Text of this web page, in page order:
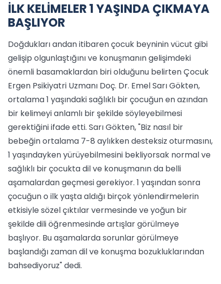
İLK KELİMELER 1 YAŞINDA ÇIKMAYA
BAŞLIYOR
Doğdukları andan itibaren çocuk beyninin vücut gibi
gelişip olgunlaştığını ve konuşmanın gelişimdeki
önemli basamaklardan biri olduğunu belirten Çocuk
Ergen Psikiyatri Uzmanı Doç. Dr. Emel Sarı Gökten,
ortalama 1 yaşındaki sağlıklı bir çocuğun en azından
bir kelimeyi anlamlı bir şekilde söyleyebilmesi
gerektiğini ifade etti. Sarı Gökten, "Biz nasıl bir
bebeğin ortalama 7-8 aylıkken desteksiz oturmasını,
1 yaşındayken yürüyebilmesini bekliyorsak normal ve
sağlıklı bir çocukta dil ve konuşmanın da belli
aşamalardan geçmesi gerekiyor. 1 yaşından sonra
çocuğun o ilk yaşta aldığı birçok yönlendirmelerin
etkisiyle sözel çıktılar vermesinde ve yoğun bir
şekilde dili öğrenmesinde artışlar görülmeye
başlıyor. Bu aşamalarda sorunlar görülmeye
başlandığı zaman dil ve konuşma bozukluklarından
bahsediyoruz" dedi.